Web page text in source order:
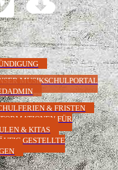
MUSIKSCHULPORTAL
& FRISTEN
FÜR
& KITAS
GESTELLTE